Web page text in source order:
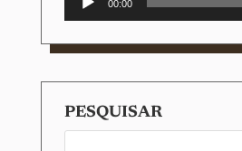
00:00
PESQUISAR